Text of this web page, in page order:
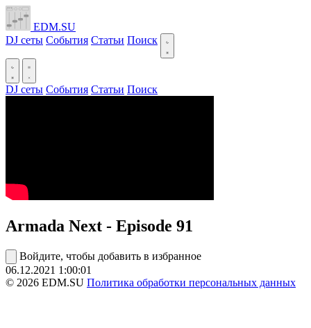
EDM.SU
DJ сеты События Статьи Поиск
DJ сеты События Статьи Поиск
Armada Next - Episode 91
Войдите, чтобы добавить в избранное
06.12.2021 1:00:01
© 2026 EDM.SU Политика обработки персональных данных